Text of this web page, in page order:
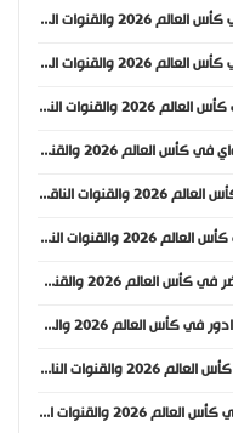
موعد مباراة العراق والنرويج في كأس العالم 2026 والقنوات الناقلة
موعد مباراة فرنسا والسنغال في كأس العالم 2026 والقنوات الناقلة
موعد مباراة إيران ونيوزيلندا في كأس العالم 2026 والقنوات الناقلة
موعد مباراة السعودية وأوروغواي في كأس العالم 2026 والقنوات الناقلة
موعد مباراة بلجيكا ومصر في كأس العالم 2026 والقنوات الناقلة
موعد مباراة السويد وتونس في كأس العالم 2026 والقنوات الناقلة
موعد مباراة إسبانيا والرأس الأخضر في كأس العالم 2026 والقنوات الناقلة
موعد مباراة ساحل العاج والإكوادور في كأس العالم 2026 والقنوات الناقلة
موعد مباراة أستراليا وتركيا في كأس العالم 2026 والقنوات الناقلة
موعد مباراة ألمانيا وكوراساو في كأس العالم 2026 والقنوات الناقلة